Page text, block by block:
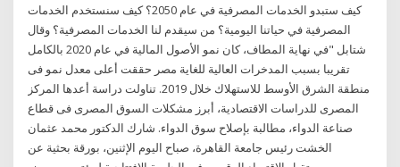
كيف ستبدو الخدمات المصرفية في عام 2050؟ كيف سنستخدم الخدمات
المصرفية في حياتنا اليومية؟ من سيقدم لنا الخدمات المصرفية؟ وقال
شتابل "في نهاية المطاف، كان نمو الأصول المالية في عام 2020 بالكامل
تقريبا بسبب المدخرات العالية للغاية مصر حققت أعلى معدل نمو فى
منطقة الشرق الأوسط للاستهلاك خلال 2019. تناولت دراسة أعدها المركز
المصرى للدراسات الاقتصادية، أبرز مشكلات السوق المصرى فى قطاع
صناعة الدواء، مطالبة بإصلاح سوق الدواء. شارك الدكتور محمد عثمان
الخشت رئيس جامعة القاهرة، صباح اليوم الإثنين، بورقة بحثية عن